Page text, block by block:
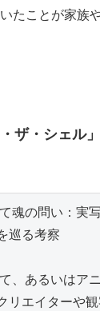
たことが家族
ザ・シェル
魂の問い：実
巡る考察
、あるいはア
リエイターや